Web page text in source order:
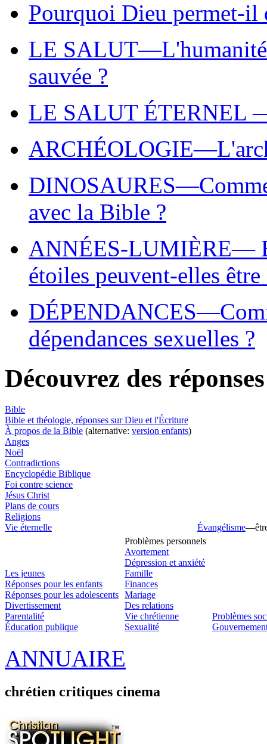
Pourquoi Dieu permet-il
LE SALUT—L'humanité
sauvée ?
LE SALUT ÉTERNEL
avec la Bible ?
ANNÉES-LUMIÈRE—
étoiles peuvent-elles
dépendances sexuelles ?
Découvrez des
Bible
Bible et théologie, réponses sur Dieu et l'Écriture
À propos de la Bible (alternative: version enfants)
Anges
Noël
Contradictions
Encyclopédie Biblique
Foi contre science
Jésus Christ
Plans de cours
Religions
Vie éternelle
Évangélisme
Les jeunes
Réponses pour les enfants
Réponses pour les adolescents
Divertissement
Parentalité
Éducation publique
Problèmes personnels
Avortement
Dépression et anxiété
Famille
Finances
Mariage
Des relations
Vie chrétienne
Sexualité
Problèmes
ANNUAIRE
chrétien critiques cinema